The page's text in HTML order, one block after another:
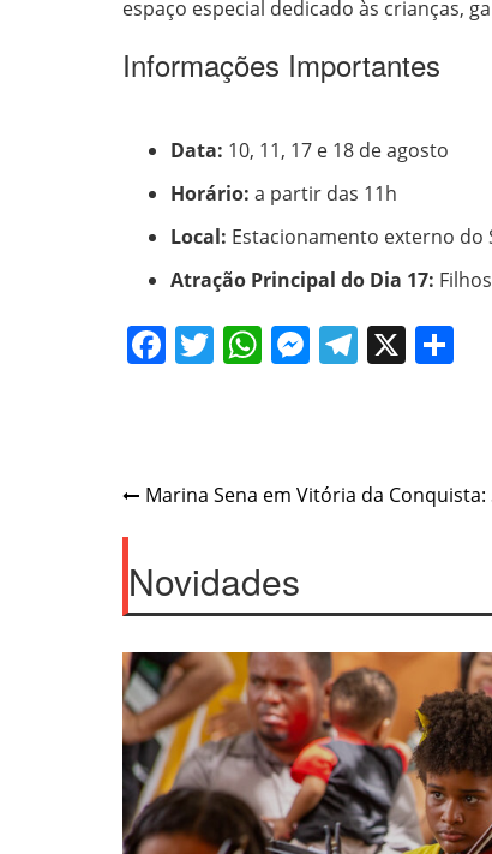
espaço especial dedicado às crianças,
Informações Importantes
Data: 10, 11, 17 e 18 de agosto
Horário: a partir das 11h
Local: Estacionamento externo do
Atração Principal do Dia 17:
Facebook
Twitter
WhatsApp
Messenger
X
Navegação
de
Post
Marina Sena em Vitória da
Novidades